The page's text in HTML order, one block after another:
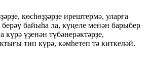
көсһөҙҙәрҙе ирештермә, уларға
байыһа ла, күңеле менән барыбер
үҙенән түбәнерәктәрҙе,
тип күрә, кәмһетеп тә киткеләй.